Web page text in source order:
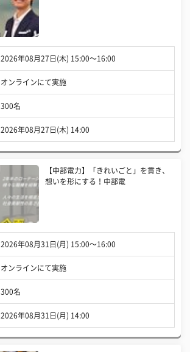
2026年08月27日(木) 15:00〜16:00
オンラインにて実施
300名
2026年08月27日(木) 14:00
【中部電力】「きれいごと」を貫き、
想いを形にする！中部電
2026年08月31日(月) 15:00〜16:00
オンラインにて実施
300名
2026年08月31日(月) 14:00